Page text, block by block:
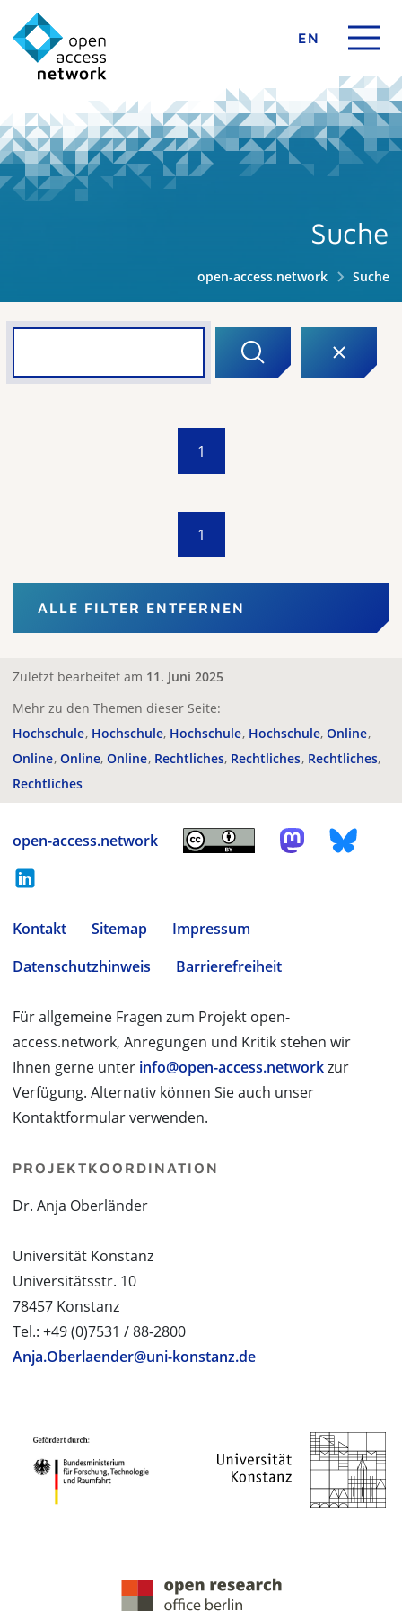
EN
Suche
open-access.network Suche
1
1
ALLE FILTER ENTFERNEN
Zuletzt bearbeitet am 11. Juni 2025
Mehr zu den Themen dieser Seite:
Hochschule Hochschule Hochschule Hochschule Online
Online Online Online Rechtliches Rechtliches Rechtliches
Rechtliches
open-access.network
Kontakt Sitemap
Impressum
Datenschutzhinweis
Barrierefreiheit
Für allgemeine Fragen zum Projekt open-
access.network, Anregungen und Kritik stehen wir
Ihnen gerne unter info@open-access.networkzur
Verfügung. Alternativ können Sie auch unser
Kontaktformular verwenden.
PROJEKTKOORDINATION
Dr. Anja Oberländer
Universität Konstanz
Universitätsstr. 10
78457 Konstanz
Tel.: +49 (0)7531 / 88-2800
Anja.Oberlaender@uni-konstanz.de